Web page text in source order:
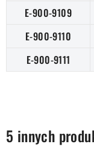
E-900-9109
E-900-9110
E-900-9111
5 innych